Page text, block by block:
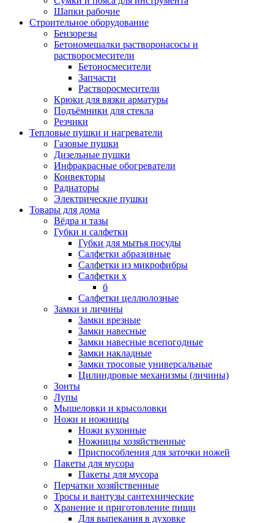
Шапки рабочие
Строительное оборудование
Бензорезы
Бетономешалки растворонасосы и
растворосмесители
Бетоносмесители
Запчасти
Растворосмесители
Крюки для вязки арматуры
Подъёмники для стекла
Резчики
Тепловые пушки и нагреватели
Газовые пушки
Дизельные пушки
Инфракрасные обогреватели
Конвекторы
Радиаторы
Электрические пушки
Товары для дома
Вёдра и тазы
Губки и салфетки
Губки для мытья посуды
Салфетки абразивные
Салфетки из микрофибры
Салфетки х
б
Салфетки целлюлозные
Замки и личины
Замки врезные
Замки навесные
Замки навесные всепогодные
Замки накладные
Замки тросовые универсальные
Цилиндровые механизмы (личины)
Зонты
Лупы
Мышеловки и крысоловки
Ножи и ножницы
Ножи кухонные
Ножницы хозяйственные
Приспособления для заточки ножей
Пакеты для мусора
Пакеты для мусора
Перчатки хозяйственные
Тросы и вантузы сантехнические
Хранение и приготовление пищи
Для выпекания в духовке